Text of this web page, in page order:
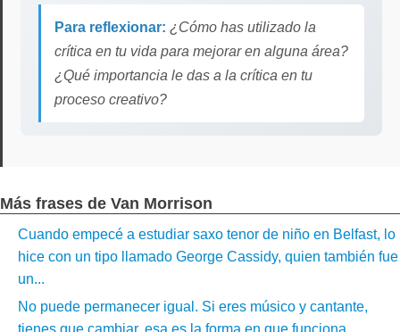
Para reflexionar: ¿Cómo has utilizado la
crítica en tu vida para mejorar en alguna área?
¿Qué importancia le das a la crítica en tu
proceso creativo?
Más frases de Van Morrison
Cuando empecé a estudiar saxo tenor de niño en Belfast, lo
hice con un tipo llamado George Cassidy, quien también fue
un...
No puede permanecer igual. Si eres músico y cantante,
tienes que cambiar, esa es la forma en que funciona....